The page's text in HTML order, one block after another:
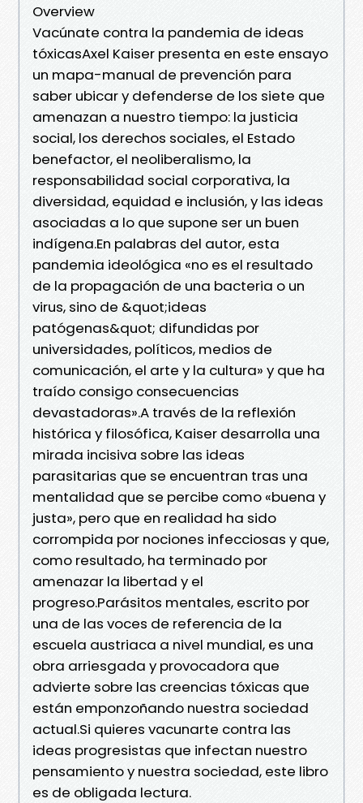
Overview
Vacúnate contra la pandemia de ideas
tóxicasAxel Kaiser presenta en este ensayo
un mapa-manual de prevención para
saber ubicar y defenderse de los siete que
amenazan a nuestro tiempo: la justicia
social, los derechos sociales, el Estado
benefactor, el neoliberalismo, la
responsabilidad social corporativa, la
diversidad, equidad e inclusión, y las ideas
asociadas a lo que supone ser un buen
indígena.En palabras del autor, esta
pandemia ideológica «no es el resultado
de la propagación de una bacteria o un
virus, sino de &quot;ideas
patógenas&quot; difundidas por
universidades, políticos, medios de
comunicación, el arte y la cultura» y que ha
traído consigo consecuencias
devastadoras».A través de la reflexión
histórica y filosófica, Kaiser desarrolla una
mirada incisiva sobre las ideas
parasitarias que se encuentran tras una
mentalidad que se percibe como «buena y
justa», pero que en realidad ha sido
corrompida por nociones infecciosas y que,
como resultado, ha terminado por
amenazar la libertad y el
progreso.Parásitos mentales, escrito por
una de las voces de referencia de la
escuela austriaca a nivel mundial, es una
obra arriesgada y provocadora que
advierte sobre las creencias tóxicas que
están emponzoñando nuestra sociedad
actual.Si quieres vacunarte contra las
ideas progresistas que infectan nuestro
pensamiento y nuestra sociedad, este libro
es de obligada lectura.